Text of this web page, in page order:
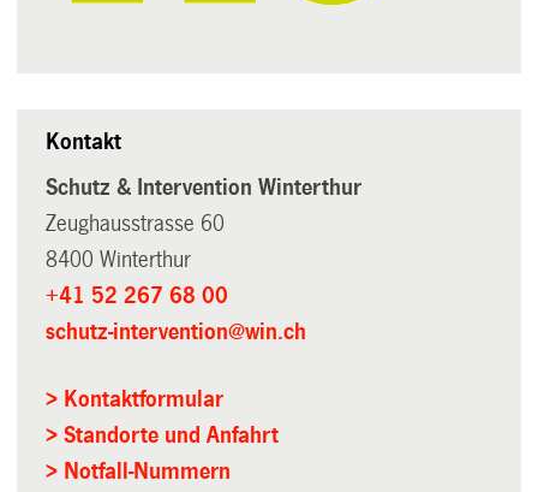
Kontakt
Schutz & Intervention Winterthur
Zeughausstrasse 60
8400 Winterthur
+41 52 267 68 00
schutz-intervention@win.ch
> Kontaktformular
> Standorte und Anfahrt
> Notfall-Nummern